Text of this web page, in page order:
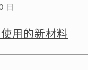
日
用的新材料